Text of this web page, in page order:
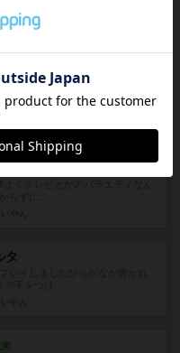
れを振っ...
じき
すが、初めてプレイしました。1
ドがプ...
タ
実